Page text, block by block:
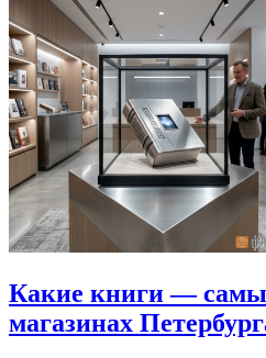
Какие книги —
магазинах